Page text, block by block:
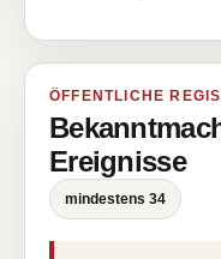
ÖFFENTLICHE
Ereignisse
mindestens 34